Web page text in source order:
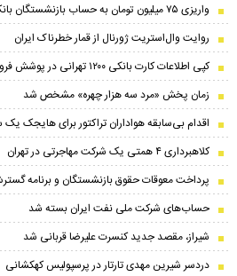
واریزی ۷۵ میلیون تومان به حساب بازنشستگان بانک صادرات
روایت وال‌استریت ژورنال از قمار خطرناک ایران
کپی اطلاعات کارت بانکی ۱۲۰۰ تهرانی در پوشش فروشنده میوه
زمان پخش «مرد سه هزار چهره» مشخص شد
اقدام بی‌سابقه هواداران تراکتور برای هایجک یک
کلاهبرداری ۴ همتی یک شرکت مهاجرتی در تهران
پرداخت معوقات حقوق بازنشستگان و برنامه
حساب‌‌های شرکت ملی نفت ایران بسته شد
شیراز، مقصد جدید کنسرت علیرضا قربانی شد
دردسر شیرین مهدی تارتار در پرسپولیس کهکشانی